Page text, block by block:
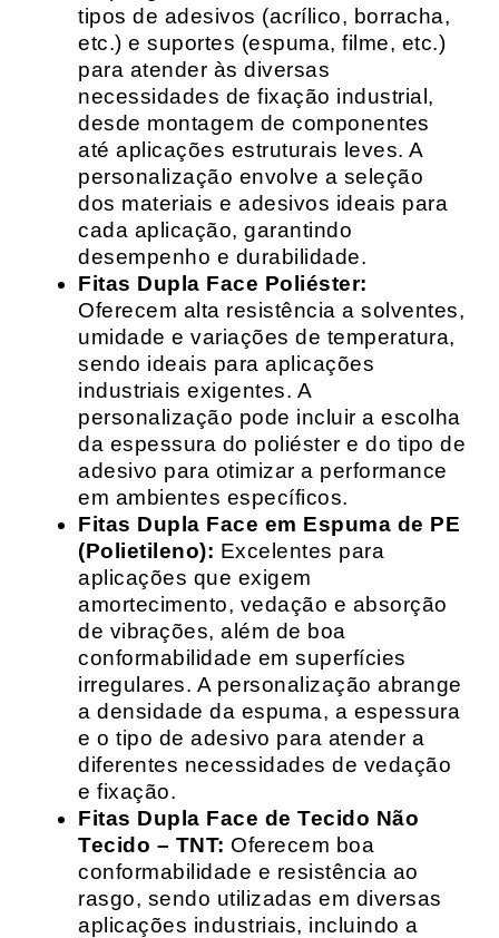
tipos de adesivos (acrílico, borracha,
etc.) e suportes (espuma, filme, etc.)
para atender às diversas
necessidades de fixação industrial,
desde montagem de componentes
até aplicações estruturais leves. A
personalização envolve a seleção
dos materiais e adesivos ideais para
cada aplicação, garantindo
desempenho e durabilidade.
Fitas Dupla Face Poliéster:
Oferecem alta resistência a solventes,
umidade e variações de temperatura,
sendo ideais para aplicações
industriais exigentes. A
personalização pode incluir a escolha
da espessura do poliéster e do tipo de
adesivo para otimizar a performance
em ambientes específicos.
Fitas Dupla Face em Espuma de PE
(Polietileno): Excelentes para
aplicações que exigem
amortecimento, vedação e absorção
de vibrações, além de boa
conformabilidade em superfícies
irregulares. A personalização abrange
a densidade da espuma, a espessura
e o tipo de adesivo para atender a
diferentes necessidades de vedação
e fixação.
Fitas Dupla Face de Tecido Não
Tecido – TNT: Oferecem boa
conformabilidade e resistência ao
rasgo, sendo utilizadas em diversas
aplicações industriais, incluindo a